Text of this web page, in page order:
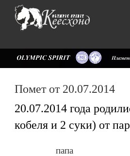
Помет от 20.07.2014
20.07.2014 года
кобеля и 2 суки) от
папа